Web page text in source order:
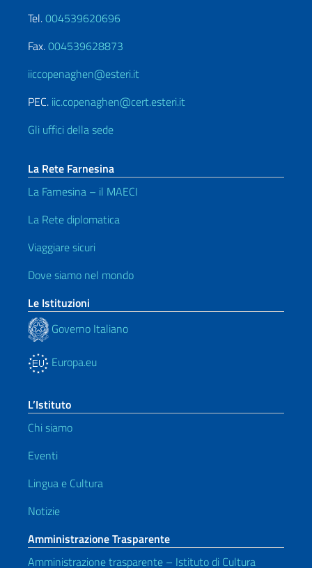
Tel.004539620696
Fax.004539628873
iiccopenaghen@esteri.it
PEC. iic.copenaghen@cert.esteri.it
Gli uffici della sede
La Rete Farnesina
La Farnesina – il MAECI
La Rete diplomatica
Viaggiare sicuri
Dove siamo nel mondo
Le Istituzioni
Governo Italiano
Europa.eu
L’Istituto
Chi siamo
Eventi
Lingua e Cultura
Notizie
Amministrazione Trasparente
Amministrazione trasparente – Istituto di Cultura